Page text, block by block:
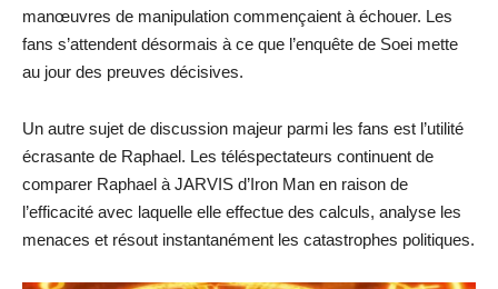
manœuvres de manipulation commençaient à échouer. Les
fans s’attendent désormais à ce que l’enquête de Soei mette
au jour des preuves décisives.
Un autre sujet de discussion majeur parmi les fans est l’utilité
écrasante de Raphael. Les téléspectateurs continuent de
comparer Raphael à JARVIS d’Iron Man en raison de
l’efficacité avec laquelle elle effectue des calculs, analyse les
menaces et résout instantanément les catastrophes politiques.